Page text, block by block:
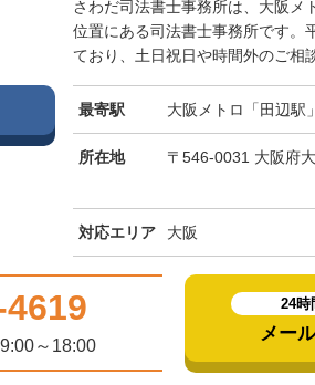
さわだ司法書士事務所は、大阪メ
位置にある司法書士事務所です。
ており、土日祝日や時間外のご相
最寄駅 大阪メトロ「田辺駅
所在地 〒546-0031 大阪府
対応エリア 大阪
～18:00
24時
メー